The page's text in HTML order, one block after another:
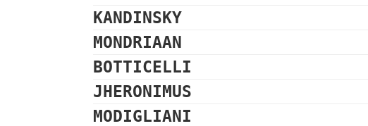
KANDINSKY
MONDRIAAN
BOTTICELLI
JHERONIMUS
MODIGLIANI